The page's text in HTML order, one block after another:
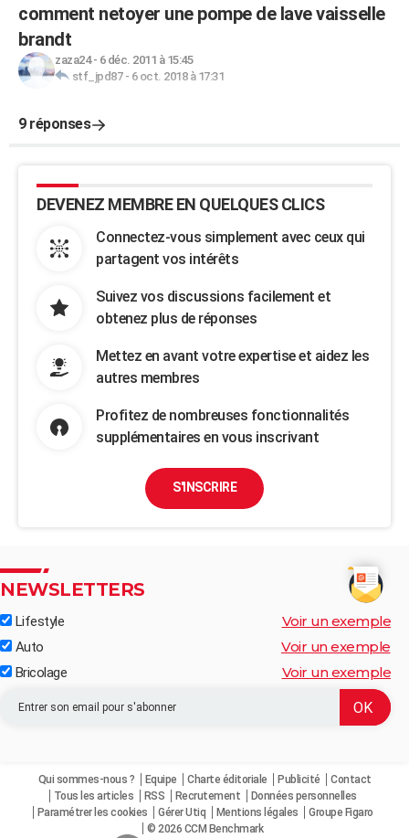
comment netoyer une pompe de lave vaisselle
brandt
zaza24- 6 déc. 2011 à 15:45
stf_jpd87- 6 oct. 2018 à 17:31
9 réponses
DEVENEZ MEMBRE EN QUELQUES CLICS
Connectez-vous simplement avec ceux qui
partagent vos intérêts
Suivez vos discussions facilement et
obtenez plus de réponses
Mettez en avant votre expertise et aidez les
autres membres
Profitez de nombreuses fonctionnalités
supplémentaires en vous inscrivant
S'INSCRIRE
NEWSLETTERS
Lifestyle Voir un exemple
Auto Voir un exemple
Bricolage Voir un exemple
Qui sommes-nous ? Equipe Charte éditoriale Publicité
Contact
Tous les articles
RSS Recrutement
Données personnelles
Paramétrer les cookies
Gérer Utiq Mentions légales
Groupe Figaro
© 2026 CCM Benchmark